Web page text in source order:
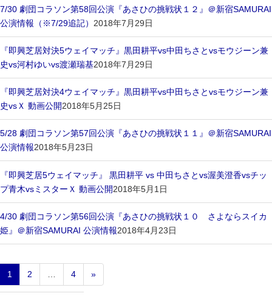
7/30 劇団コラソン第58回公演『あさひの挑戦状１２』＠新宿SAMURAI
公演情報（※7/29追記） 2018年7月29日
『即興芝居対決5ウェイマッチ』黒田耕平vs中田ちさとvsモウジーン兼
史vs河村ゆいvs渡瀬瑞基2018年7月29日
『即興芝居対決4ウェイマッチ』黒田耕平vs中田ちさとvsモウジーン兼
史vsＸ 動画公開2018年5月25日
5/28 劇団コラソン第57回公演『あさひの挑戦状１１』＠新宿SAMURAI
公演情報2018年5月23日
『即興芝居5ウェイマッチ』 黒田耕平 vs 中田ちさとvs渥美澄香vsチッ
プ青木vsミスターＸ 動画公開2018年5月1日
4/30 劇団コラソン第56回公演『あさひの挑戦状１０ さよならスイカ
姫』＠新宿SAMURAI 公演情報2018年4月23日
1 2 4 »